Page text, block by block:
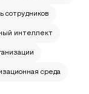
сотрудников
интеллект
среда